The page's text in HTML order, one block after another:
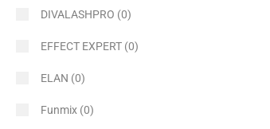
DIVALASHPRO (0)
EFFECT EXPERT (0)
ELAN (0)
Funmix (0)